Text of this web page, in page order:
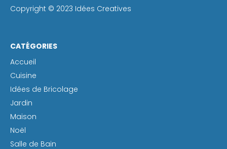
Copyright © 2023 Idées Creatives
CATÉGORIES
Accueil
Cuisine
Idées de Bricolage
Jardin
Maison
Noël
Salle de Bain